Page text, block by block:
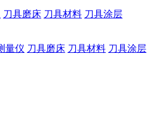
刀具磨床 刀具材料 刀具涂层
量仪 刀具磨床 刀具材料 刀具涂层